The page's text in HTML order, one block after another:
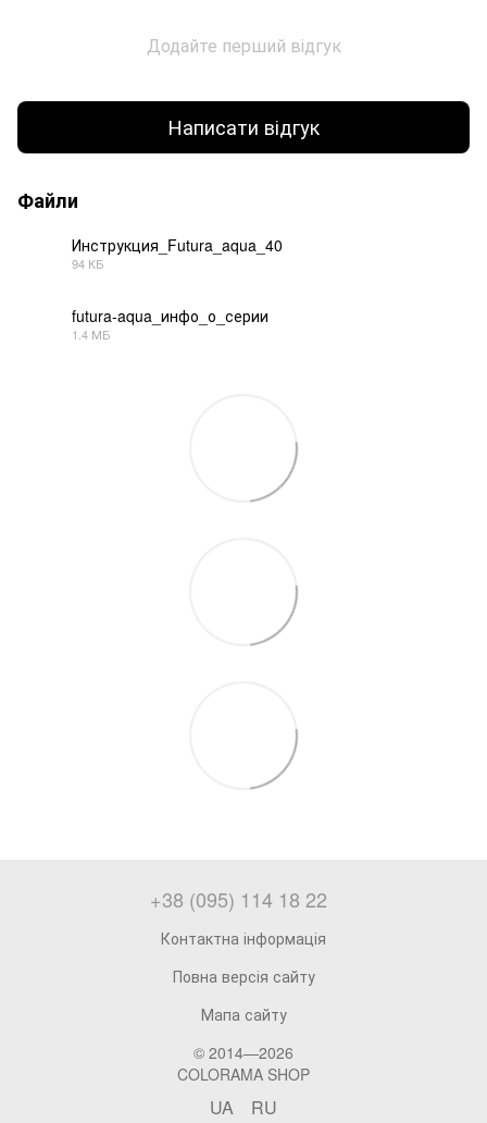
Додайте перший відгук
Написати відгук
Файли
Инструкция_Futura_aqua_40
94 КБ
futura-aqua_инфо_о_серии
1.4 МБ
+38 (095) 114 18 22
Контактна інформація
Повна версія сайту
Мапа сайту
© 2014—2026
COLORAMA SHOP
UA RU